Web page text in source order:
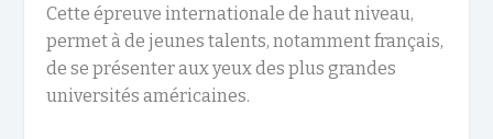
Cette épreuve internationale de haut niveau,
permet à de jeunes talents, notamment français,
de se présenter aux yeux des plus grandes
universités américaines.